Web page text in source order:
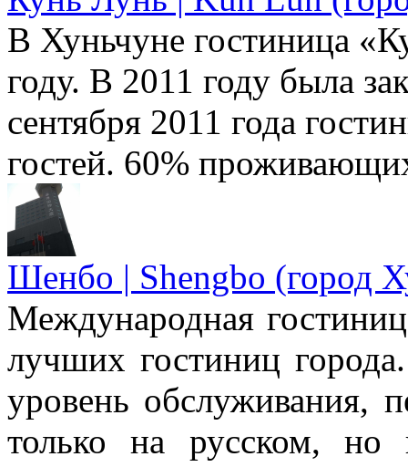
В Хуньчуне гостиница
году. В 2011 году была
сентября 2011 года
гостей. 60%
Шенбо | Shengbo (город
Международная
лучших гостиниц
уровень обслуживания,
только на русском,